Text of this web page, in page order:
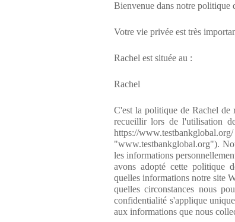
Bienvenue dans notre politique
Votre vie privée est très
Rachel est située au :
Rachel
C'est la politique de Rachel de
recueillir lors de l'utilisation
https://
"www.testbankglobal.org").
les informations
avons adopté cette politique
quelles informations notre site
quelles circonstances nous
confidentialité s'applique
aux informations que nous